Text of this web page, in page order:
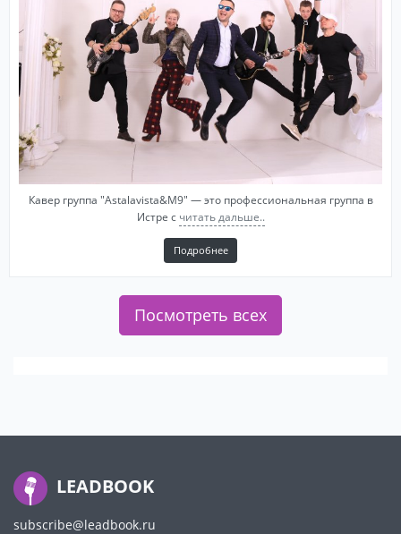
Кавер группа "Astalavista&M9" — это профессиональная группа в
Истре с читать дальше..
Подробнее
Посмотреть всех
LEADBOOK
subscribe@leadbook.ru